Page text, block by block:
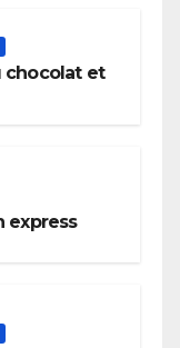
chocolat et
express